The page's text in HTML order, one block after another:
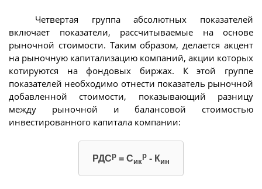
Четвертая группа абсолютных показателей
включает показатели, рассчитываемые на основе
рыночной стоимости. Таким образом, делается акцент
на рыночную капитализацию компаний, акции которых
котируются на фондовых биржах. К этой группе
показателей необходимо отнести показатель рыночной
добавленной стоимости, показывающий разницу
между рыночной и балансовой стоимостью
инвестированного капитала компании:
РДСр = Сик
р - Кин